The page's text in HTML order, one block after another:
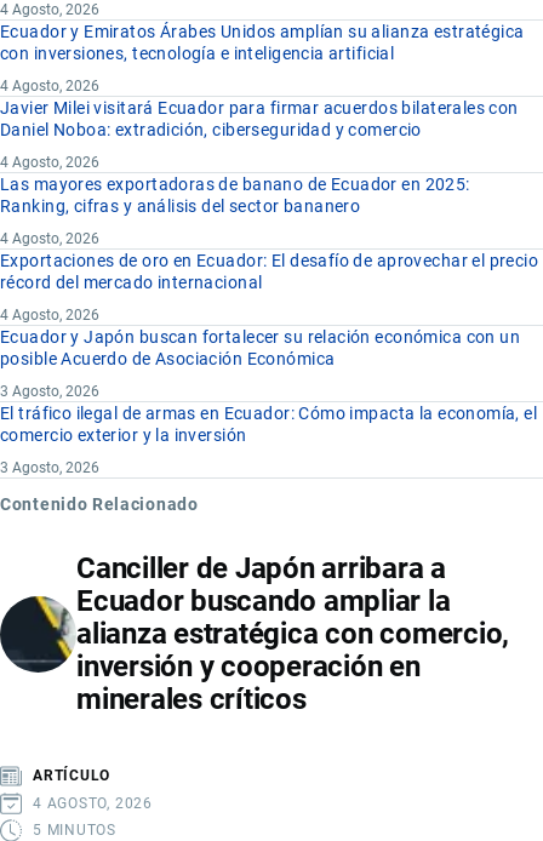
4 Agosto, 2026
Ecuador y Emiratos Árabes Unidos amplían su alianza estratégica
con inversiones, tecnología e inteligencia artificial
4 Agosto, 2026
Javier Milei visitará Ecuador para firmar acuerdos bilaterales con
Daniel Noboa: extradición, ciberseguridad y comercio
4 Agosto, 2026
Las mayores exportadoras de banano de Ecuador en 2025:
Ranking, cifras y análisis del sector bananero
4 Agosto, 2026
Exportaciones de oro en Ecuador: El desafío de aprovechar el precio
récord del mercado internacional
4 Agosto, 2026
Ecuador y Japón buscan fortalecer su relación económica con un
posible Acuerdo de Asociación Económica
3 Agosto, 2026
El tráfico ilegal de armas en Ecuador: Cómo impacta la economía, el
comercio exterior y la inversión
3 Agosto, 2026
Contenido Relacionado
Canciller de Japón arribara a
Ecuador buscando ampliar la
alianza estratégica con comercio,
inversión y cooperación en
minerales críticos
ARTÍCULO
4 AGOSTO, 2026
5 MINUTOS